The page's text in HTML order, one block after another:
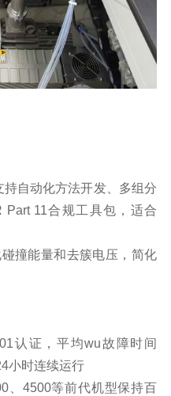
自动化方法开发、多组分
Part 11合规工具包，适合
撞能量和去簇电压，简化
认证，平均wu故障时间
小时连续运行
、4500等前代机型保持百